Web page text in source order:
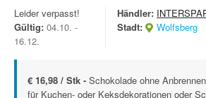
Leider verpasst!
Gültig: 04.10. -
16.12.
Händler:
Stadt:
Wolfsberg
€ 16,98 / Stk - Schokolade ohne
für Kuchen- oder Keksdekorationen oder